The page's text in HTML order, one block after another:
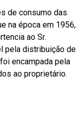
de consumo das
na época em 1956,
ao Sr.
pela distribuição de
encampada pela
ao proprietário.